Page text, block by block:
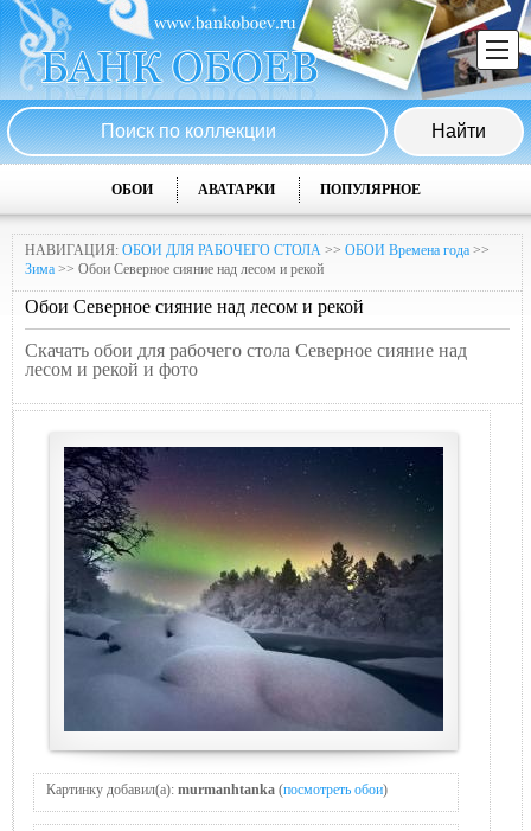
ОБОИ АВАТАРКИ ПОПУЛЯРНОЕ
НАВИГАЦИЯ: ОБОИ ДЛЯ РАБОЧЕГО СТОЛА >> ОБОИ Времена года >>
Зима >> Обои Северное сияние над лесом и рекой
Обои Северное сияние над лесом и рекой
Скачать обои для рабочего стола Северное сияние над
лесом и рекой и фото
Картинку добавил(а): murmanhtanka (посмотреть обои)